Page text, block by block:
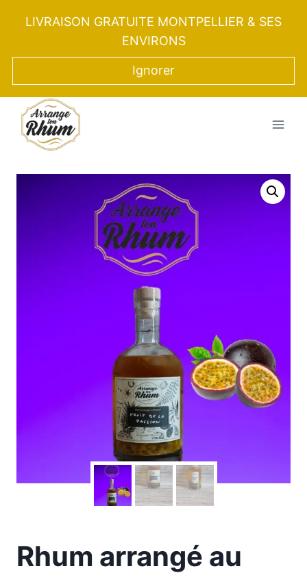
LIVRAISON GRATUITE MONTPELLIER & SES
ENVIRONS
Ignorer
Rhum arrangé au